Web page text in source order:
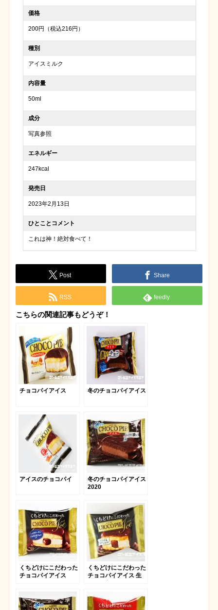
価格
200円（税込216円）
種別
アイスミルク
内容量
50ml
成分
写真参照
エネルギー
247kcal
発売日
2023年2月13日
ひとことコメント
これは神！絶対食べて！
Post Share
RSS feedly
こちらの関連記事もどうぞ！
チョコパイアイス 冬のチョコパイアイス
アイスのチョコパイ
冬のチョコパイアイス
2020
くちどけにこだわった
チョコパイアイス
くちどけにこだわった
チョコパイアイス 生